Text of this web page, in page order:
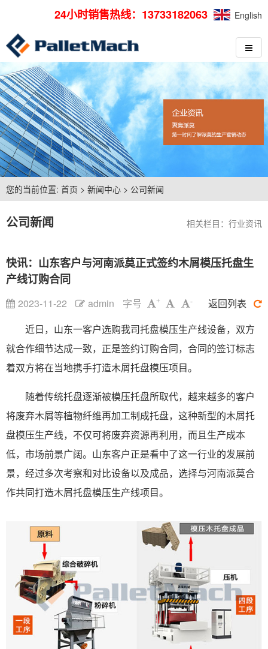
24小时销售热线：13733182063 English
您的当前位置: 首页 > 新闻中心 > 公司新闻
公司新闻 相关栏目： 行业资讯
快讯：山东客户与河南派莫正式签约木屑模压托盘生
产线订购合同
2023-11-22 admin 字号 + -
返回列表
近日，山东一客户选购我司托盘模压生产线设备，双方
就合作细节达成一致，正是签约订购合同，合同的签订标志
着双方将在当地携手打造木屑托盘模压项目。
随着传统托盘逐渐被模压托盘所取代，越来越多的客户
将废弃木屑等植物纤维再加工制成托盘，这种新型的木屑托
盘模压生产线，不仅可将废弃资源再利用，而且生产成本
低，市场前景广阔。山东客户正是看中了这一行业的发展前
景，经过多次考察和对比设备以及成品，选择与河南派莫合
作共同打造木屑托盘模压生产线项目。